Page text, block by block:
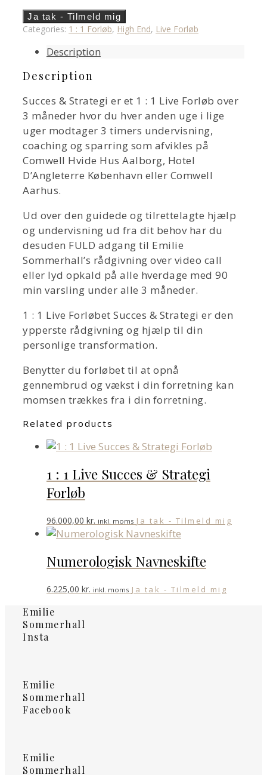
1
:
Live
Succes
&
Strategi
Forløb
rater)
quantity
Ja tak - Tilmeld mig
Categories: 1 : 1 Forløb, High End, Live Forløb
Description
Description
Succes & Strategi er et 1 : 1 Live Forløb over
3 måneder hvor du hver anden uge i lige
uger modtager 3 timers undervisning,
coaching og sparring som afvikles på
Comwell Hvide Hus Aalborg, Hotel
D’Angleterre København eller Comwell
Aarhus.
Ud over den guidede og tilrettelagte hjælp
og undervisning ud fra dit behov har du
desuden FULD adgang til Emilie
Sommerhall’s rådgivning over video call
eller lyd opkald på alle hverdage med 90
min varsling under alle 3 måneder.
1 : 1 Live Forløbet Succes & Strategi er den
ypperste rådgivning og hjælp til din
personlige transformation.
Benytter du forløbet til at opnå
gennembrud og vækst i din forretning kan
momsen trækkes fra i din forretning.
Related products
1 : 1 Live Succes & Strategi
Forløb
96.000,00 kr. inkl. moms Ja tak - Tilmeld mig
Numerologisk Navneskifte
6.225,00 kr. inkl. moms Ja tak - Tilmeld mig
Emilie
Sommerhall
Insta
Emilie
Sommerhall
Facebook
Emilie
Sommerhall